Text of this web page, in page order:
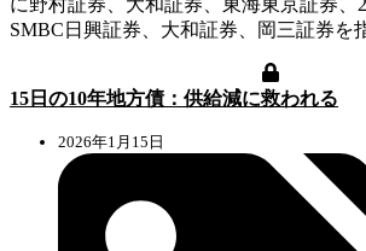
SMBC日興証券、大和証券、岡三証券を
15日の10年地方債：供給減に救われる
2026年1月15日